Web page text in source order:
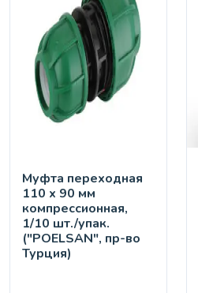
Муфта переходная
110 х 90 мм
компрессионная,
1/10 шт./упак.
("POELSAN", пр-во
Турция)